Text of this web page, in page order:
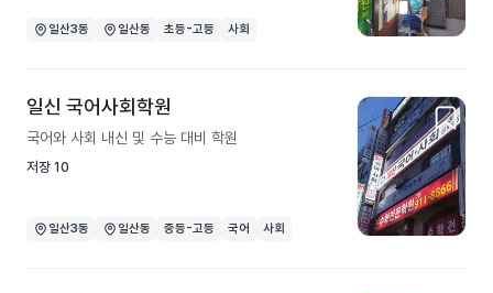
일산3동 일산동 초등-고등 사회
일신 국어사회학원
국어와 사회 내신 및 수능 대비 학원
저장 10
일산3동 일산동 중등-고등 국어 사회